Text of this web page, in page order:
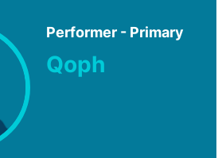
Performer - Primary
Qoph